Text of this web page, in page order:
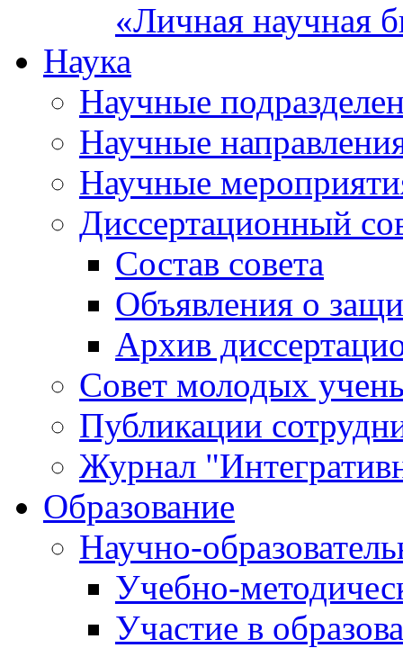
«Личная научная
Наука
Научные
Научные
Научные
Диссертационный
Состав совета
Объявления о
Архив
Совет молодых
Публикации
Журнал
Образование
Научно-
Учебно-
Участие в